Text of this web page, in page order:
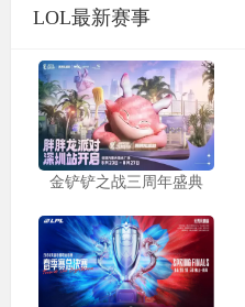
LOL最新赛事
金铲铲之战三周年盛典